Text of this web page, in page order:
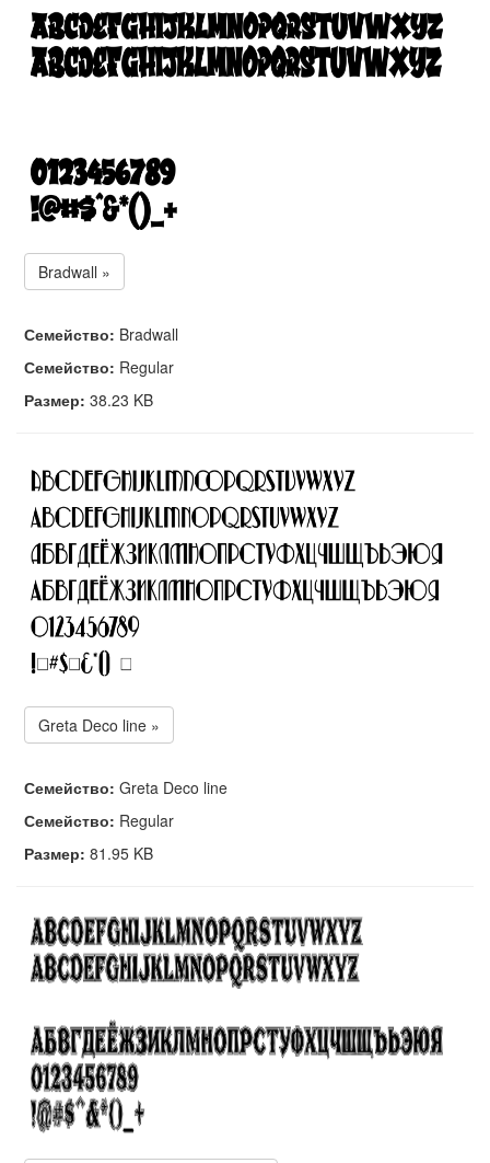
Bradwall »
Семейство: Bradwall
Семейство: Regular
Размер: 38.23 KB
Greta Deco line »
Семейство: Greta Deco line
Семейство: Regular
Размер: 81.95 KB